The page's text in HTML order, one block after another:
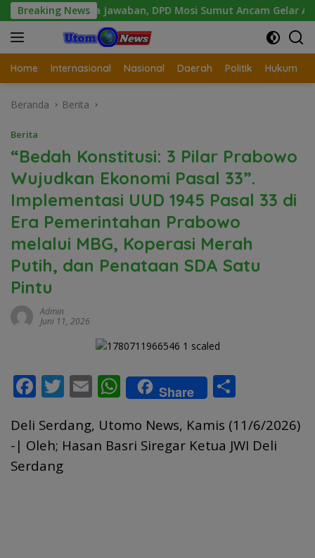
Langsung
ke
konten
Breaking News
Jawaban, DPD Mosi Sumut Ancam Gelar Aksi Damai Di
Home Internasional Nasional Daerah Politik Hukum
Beranda Berita
Berita
“Bedah Konstitusi: 3 Pilar Prabowo
Wujudkan Ekonomi Pasal 33”.
Implementasi UUD 1945 Pasal 33 di
Era Pemerintahan Prabowo
melalui MBG, Koperasi Merah
Putih, dan Penataan SDA Satu
Pintu
Admin
Juni 11, 2026
F
e
b
o
T
itt
er
E
ai
l
W
h
at
s
Share
ar
e
Deli Serdang, Utomo News, Kamis (11/6/2026)
-| Oleh; Hasan Basri Siregar Ketua JWI Deli
Serdang